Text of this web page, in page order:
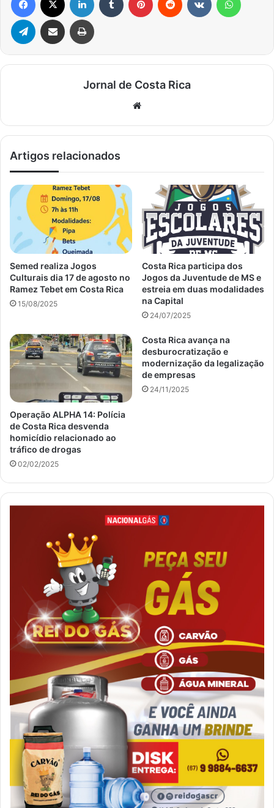
Telegram Compartilhar via e-mail Imprimir
Jornal de Costa Rica
Artigos relacionados
Semed realiza Jogos
Culturais dia 17 de agosto no
Ramez Tebet em Costa Rica
15/08/2025
Costa Rica participa dos
Jogos da Juventude de MS e
estreia em duas modalidades
na Capital
24/07/2025
Operação ALPHA 14: Polícia
de Costa Rica desvenda
homicídio relacionado ao
tráfico de drogas
02/02/2025
Costa Rica avança na
desburocratização e
modernização da legalização
de empresas
24/11/2025